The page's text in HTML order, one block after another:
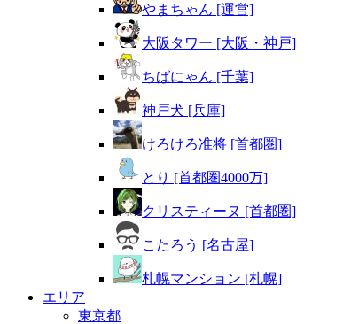
やまちゃん [運営]
大阪タワー [大阪・神戸]
ちばにゃん [千葉]
神戸犬 [兵庫]
けろけろ准将 [首都圏]
とり [首都圏4000万]
クリスティーヌ [首都圏]
こたろう [名古屋]
札幌マンション [札幌]
エリア
東京都